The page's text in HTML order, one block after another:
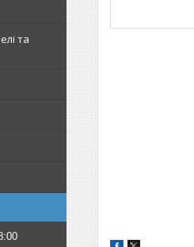
та